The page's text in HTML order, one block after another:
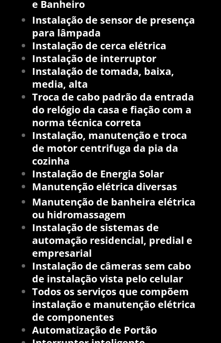
e Banheiro
Instalação de sensor de presença
para lâmpada
Instalação de cerca elétrica
Instalação de interruptor
Instalação de tomada, baixa,
media, alta
Troca de cabo padrão da entrada
do relógio da casa e fiação com a
norma técnica correta
Instalação, manutenção e troca
de motor centrifuga da pia da
cozinha
Instalação de Energia Solar
Manutenção elétrica diversas
Manutenção de banheira elétrica
ou hidromassagem
Instalação de sistemas de
automação residencial, predial e
empresarial
Instalação de câmeras sem cabo
de instalação vista pelo celular
Todos os serviços que compõem
instalação e manutenção elétrica
de componentes
Automatização de Portão